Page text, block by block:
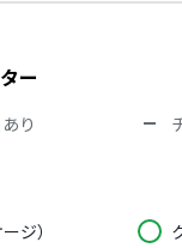
ー
り
ジ）